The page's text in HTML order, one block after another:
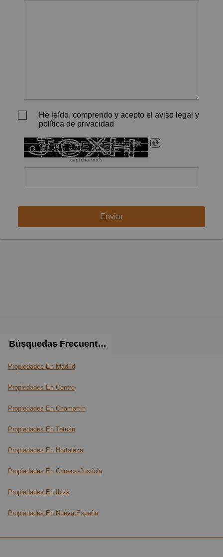
He leído, comprendo y acepto el aviso legal y
política de privacidad
captcha tools
Enviar
Búsquedas Frecuentes
Propiedades En Madrid
Propiedades En Centro
Propiedades En Chamartín
Propiedades En Tetuán
Propiedades En Hortaleza
Propiedades En Chueca-Justicia
Propiedades En Ibiza
Propiedades En Nueva España